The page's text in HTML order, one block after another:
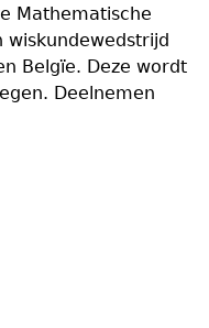
Mathematische
wiskundewedstrijd
Belgïe. Deze wordt
Deelnemen